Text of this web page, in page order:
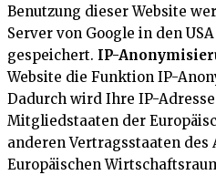
Benutzung dieser Website
Server von Google in den
gespeichert. IP-
Website die Funktion IP-
Dadurch wird Ihre IP-
Mitgliedstaaten der
anderen Vertragsstaaten des
Europäischen